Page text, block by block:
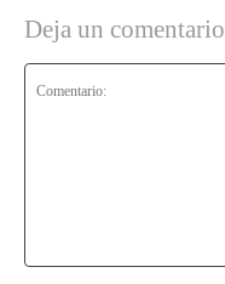
Deja un comentario